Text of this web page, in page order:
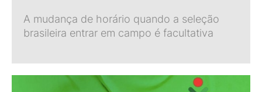
A mudança de horário quando a seleção
brasileira entrar em campo é facultativa